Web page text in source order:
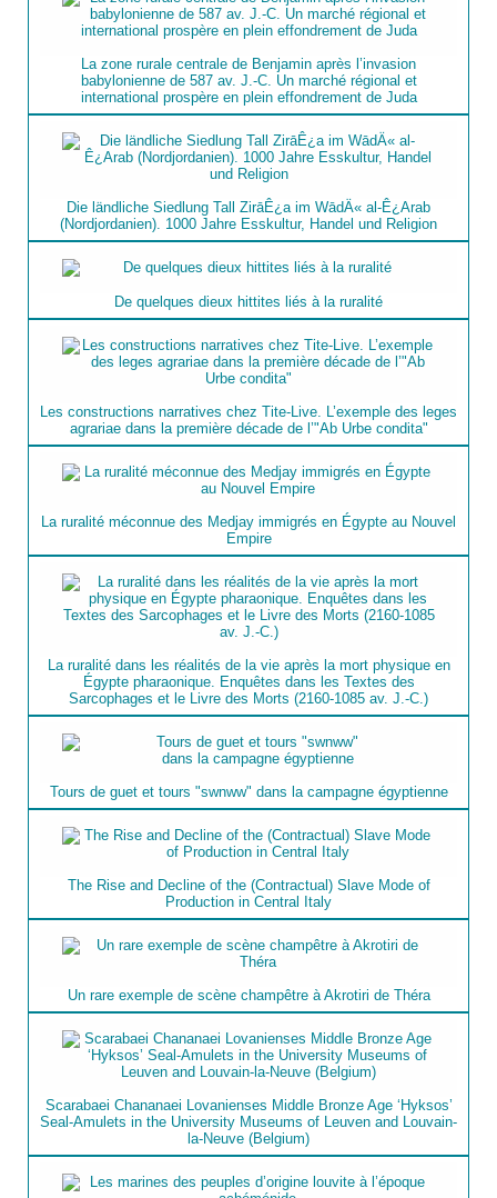
La zone rurale centrale de Benjamin après l’invasion
babylonienne de 587 av. J.-C. Un marché régional et
international prospère en plein effondrement de Juda
Die ländliche Siedlung Tall ZirāÊ¿a im WādÄ« al-Ê¿Arab
(Nordjordanien). 1000 Jahre Esskultur, Handel und Religion
De quelques dieux hittites liés à la ruralité
Les constructions narratives chez Tite-Live. L’exemple des leges
agrariae dans la première décade de l’"Ab Urbe condita"
La ruralité méconnue des Medjay immigrés en Égypte au Nouvel
Empire
La ruralité dans les réalités de la vie après la mort physique en
Égypte pharaonique. Enquêtes dans les Textes des
Sarcophages et le Livre des Morts (2160-1085 av. J.-C.)
Tours de guet et tours "swnww" dans la campagne égyptienne
The Rise and Decline of the (Contractual) Slave Mode of
Production in Central Italy
Un rare exemple de scène champêtre à Akrotiri de Théra
Scarabaei Chananaei Lovanienses Middle Bronze Age ‘Hyksos’
Seal-Amulets in the University Museums of Leuven and Louvain-
la-Neuve (Belgium)